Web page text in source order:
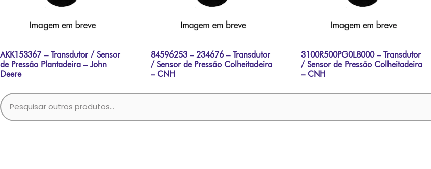
AKK153367 – Transdutor / Sensor
de Pressão Plantadeira – John
Deere
84596253 – 234676 – Transdutor
/ Sensor de Pressão Colheitadeira
– CNH
3100R500PG0L8000 – Transdutor
/ Sensor de Pressão Colheitadeira
– CNH